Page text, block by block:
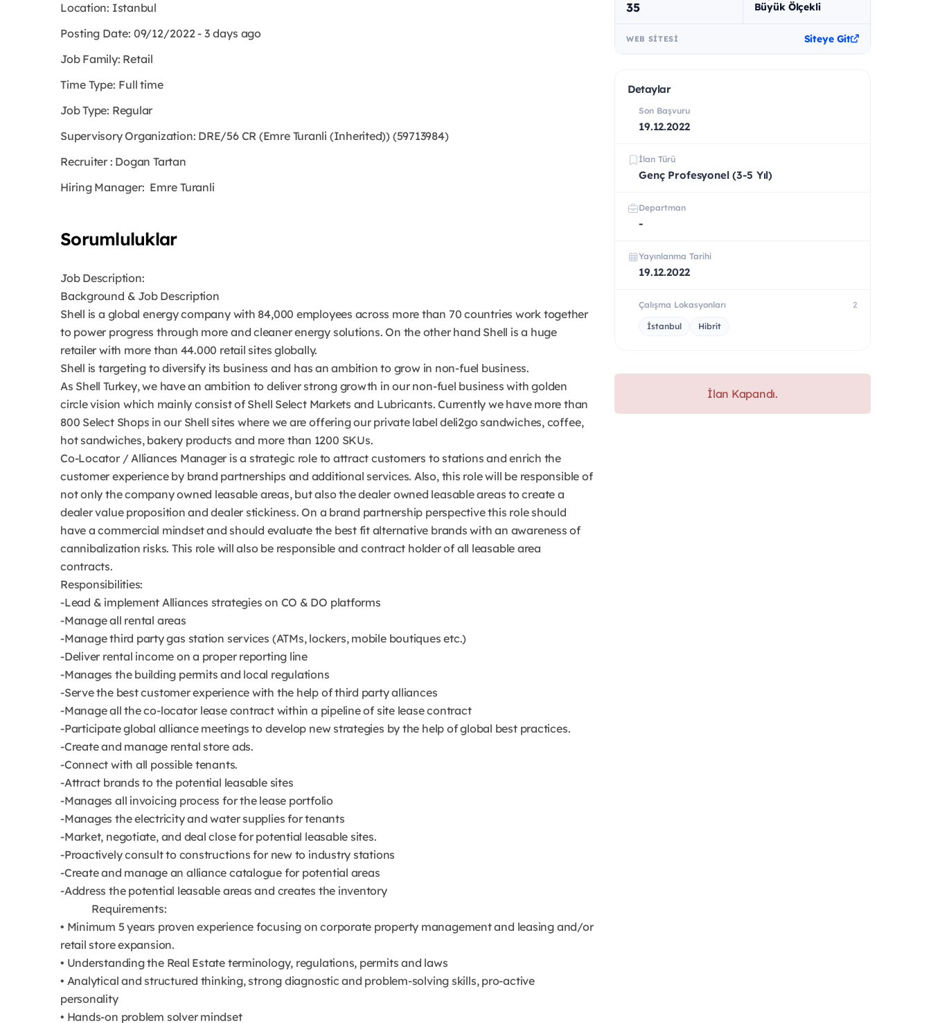
Location: Istanbul
Posting Date: 09/12/2022 - 3 days ago
Job Family: Retail
Time Type: Full time
Job Type: Regular
Supervisory Organization: DRE/56 CR (Emre Turanli (Inherited)) (59713984)
Recruiter : Dogan Tartan
Hiring Manager: Emre Turanli
Sorumluluklar
Job Description:
Background & Job Description
Shell is a global energy company with 84,000 employees across more than 70 countries work together
to power progress through more and cleaner energy solutions. On the other hand Shell is a huge
retailer with more than 44.000 retail sites globally.
Shell is targeting to diversify its business and has an ambition to grow in non-fuel business.
As Shell Turkey, we have an ambition to deliver strong growth in our non-fuel business with golden
circle vision which mainly consist of Shell Select Markets and Lubricants. Currently we have more than
800 Select Shops in our Shell sites where we are offering our private label deli2go sandwiches, coffee,
hot sandwiches, bakery products and more than 1200 SKUs.
Co-Locator / Alliances Manager is a strategic role to attract customers to stations and enrich the
customer experience by brand partnerships and additional services. Also, this role will be responsible of
not only the company owned leasable areas, but also the dealer owned leasable areas to create a
dealer value proposition and dealer stickiness. On a brand partnership perspective this role should
have a commercial mindset and should evaluate the best fit alternative brands with an awareness of
cannibalization risks. This role will also be responsible and contract holder of all leasable area
contracts.
Responsibilities:
-Lead & implement Alliances strategies on CO & DO platforms
-Manage all rental areas
-Manage third party gas station services (ATMs, lockers, mobile boutiques etc.)
-Deliver rental income on a proper reporting line
-Manages the building permits and local regulations
-Serve the best customer experience with the help of third party alliances
-Manage all the co-locator lease contract within a pipeline of site lease contract
-Participate global alliance meetings to develop new strategies by the help of global best practices.
-Create and manage rental store ads.
-Connect with all possible tenants.
-Attract brands to the potential leasable sites
-Manages all invoicing process for the lease portfolio
-Manages the electricity and water supplies for tenants
-Market, negotiate, and deal close for potential leasable sites.
-Proactively consult to constructions for new to industry stations
-Create and manage an alliance catalogue for potential areas
-Address the potential leasable areas and creates the inventory
Requirements:
• Minimum 5 years proven experience focusing on corporate property management and leasing and/or
retail store expansion.
• Understanding the Real Estate terminology, regulations, permits and laws
• Analytical and structured thinking, strong diagnostic and problem-solving skills, pro-active
personality
• Hands-on problem solver mindset
35 Büyük Ölçekli
WEB SITESI Siteye Git
Detaylar
Son Başvuru
19.12.2022
İlan Türü
Genç Profesyonel (3-5 Yıl)
Departman
-
Yayınlanma Tarihi
19.12.2022
Çalışma Lokasyonları 2
İstanbul Hibrit
İlan Kapandı.